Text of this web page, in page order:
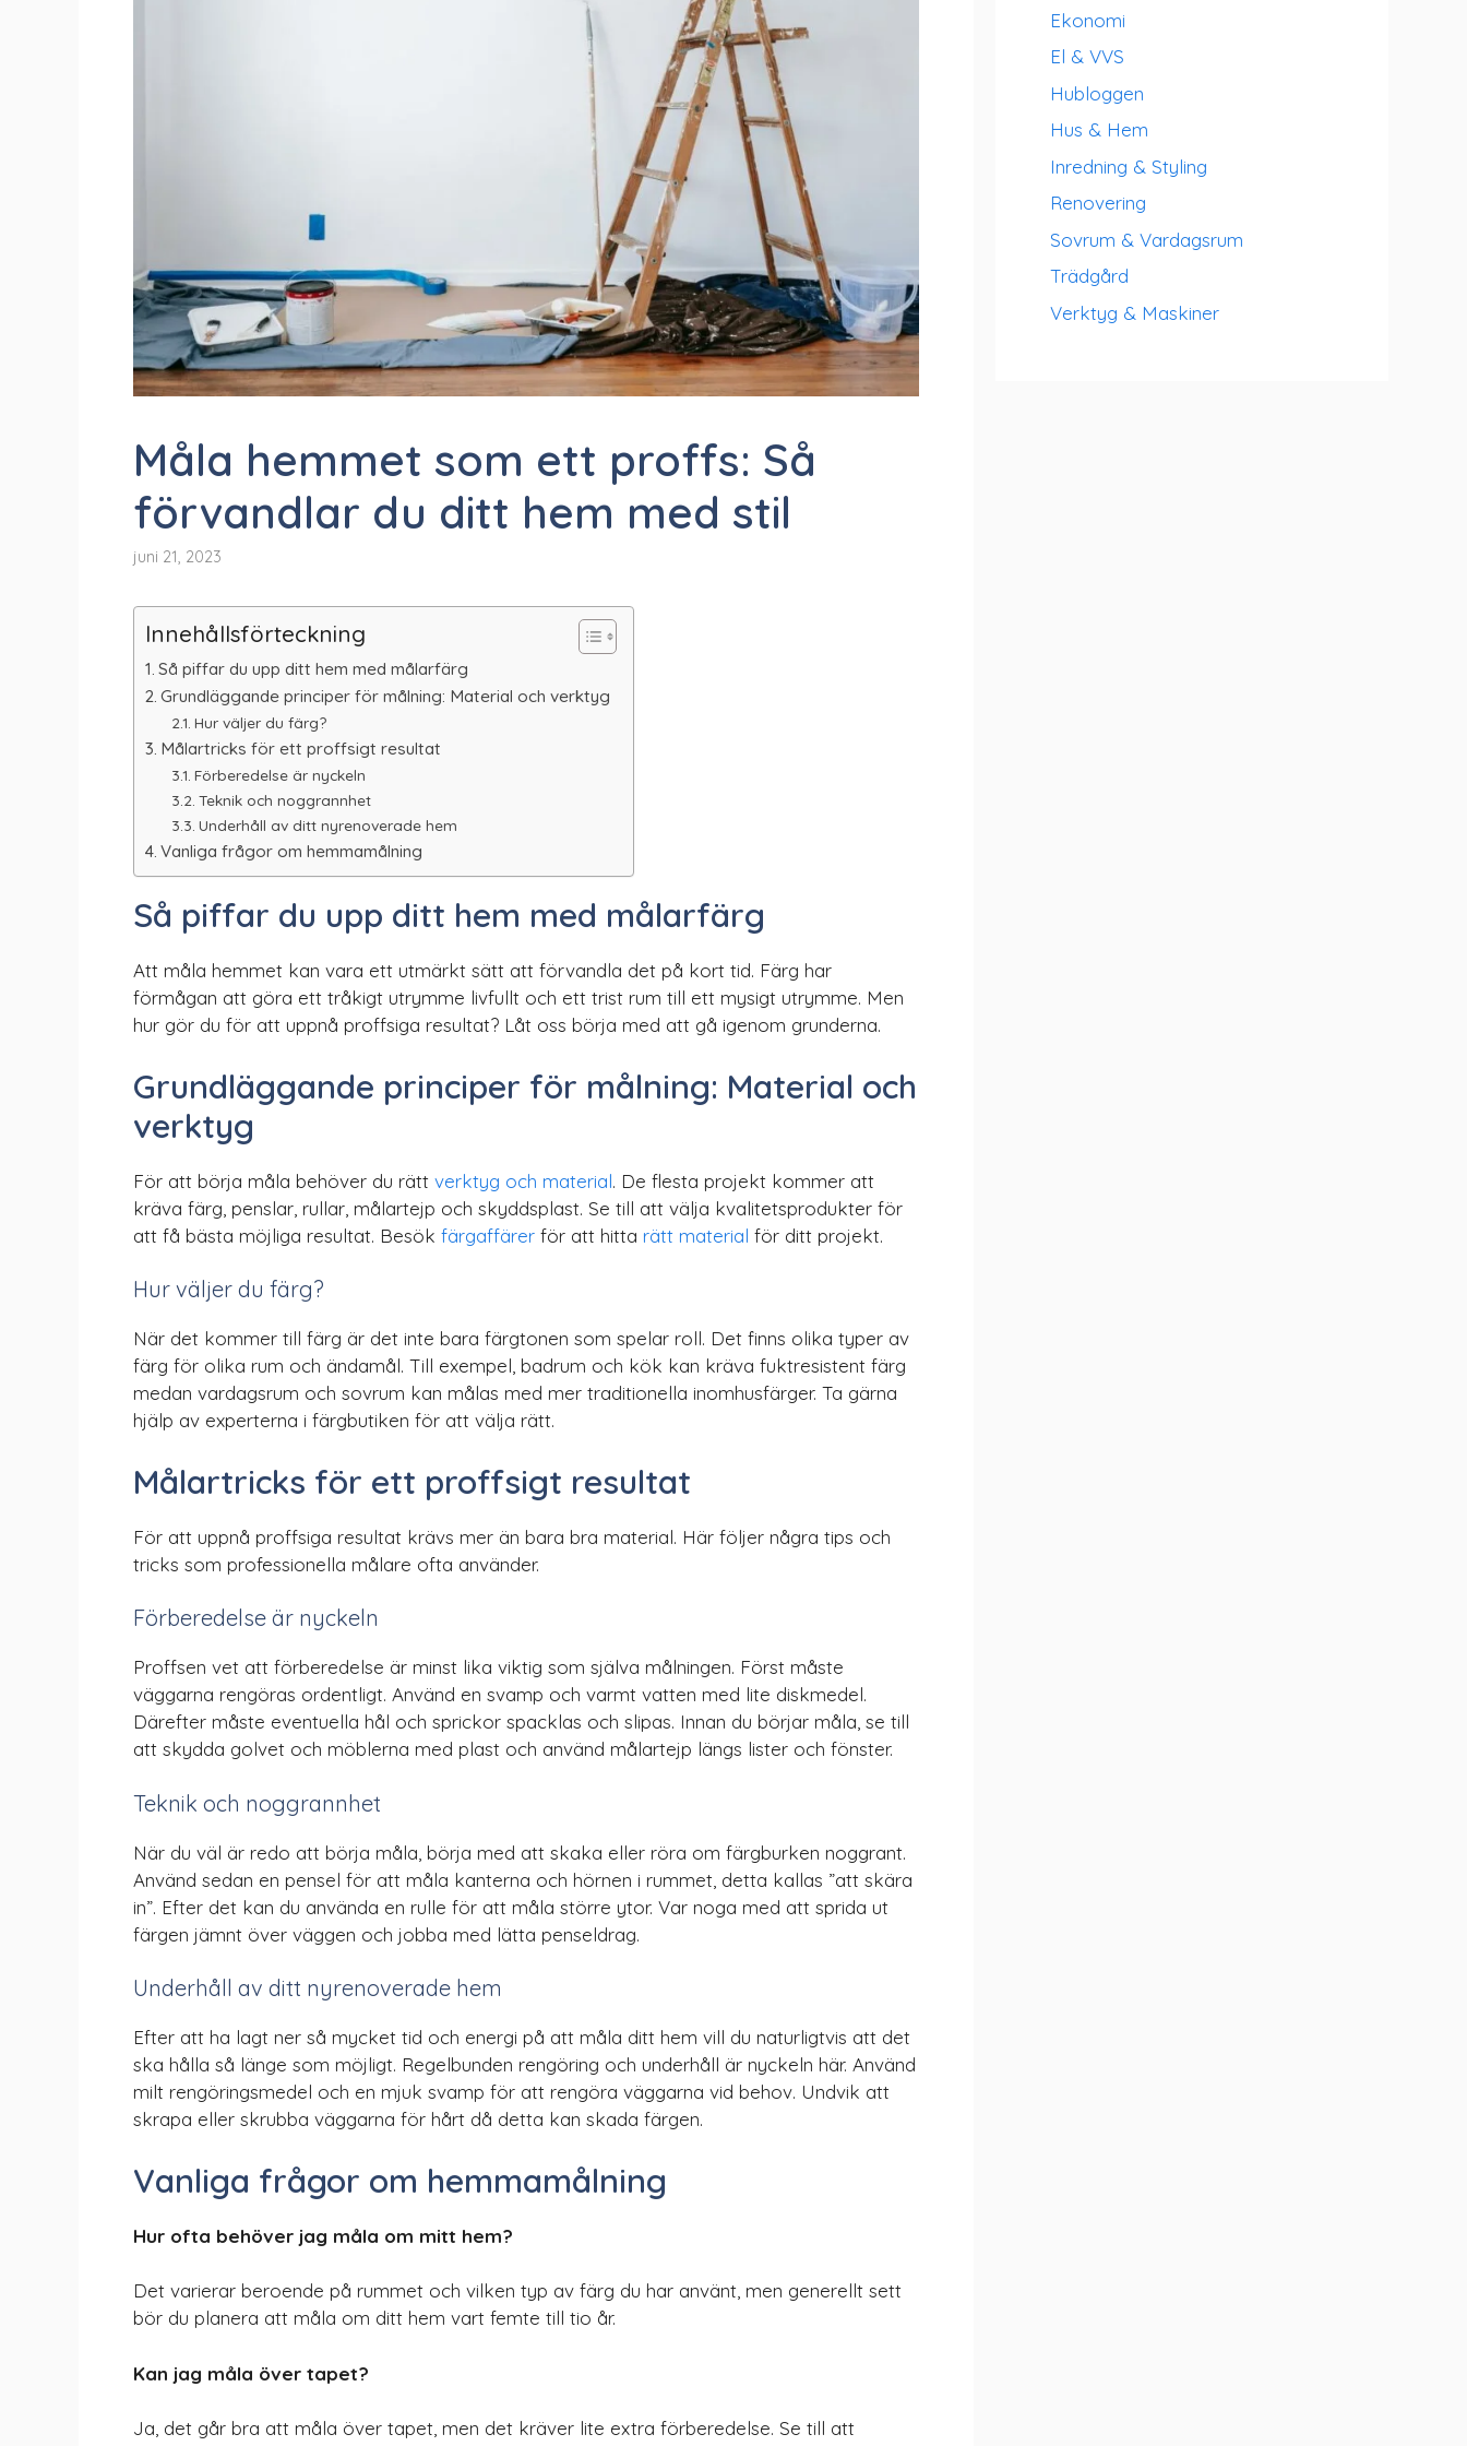
Måla hemmet som ett proffs: Så
förvandlar du ditt hem med stil
juni 21, 2023
Innehållsförteckning
Så piffar du upp ditt hem med målarfärg
Grundläggande principer för målning: Material och verktyg
Hur väljer du färg?
Målartricks för ett proffsigt resultat
Förberedelse är nyckeln
Teknik och noggrannhet
Underhåll av ditt nyrenoverade hem
Vanliga frågor om hemmamålning
Så piffar du upp ditt hem med målarfärg
Att måla hemmet kan vara ett utmärkt sätt att förvandla det på kort tid. Färg har
förmågan att göra ett tråkigt utrymme livfullt och ett trist rum till ett mysigt utrymme. Men
hur gör du för att uppnå proffsiga resultat? Låt oss börja med att gå igenom grunderna.
Grundläggande principer för målning: Material och
verktyg
För att börja måla behöver du rätt verktyg och material. De flesta projekt kommer att
kräva färg, penslar, rullar, målartejp och skyddsplast. Se till att välja kvalitetsprodukter för
att få bästa möjliga resultat. Besök färgaffärer för att hitta rätt material för ditt projekt.
Hur väljer du färg?
När det kommer till färg är det inte bara färgtonen som spelar roll. Det finns olika typer av
färg för olika rum och ändamål. Till exempel, badrum och kök kan kräva fuktresistent färg
medan vardagsrum och sovrum kan målas med mer traditionella inomhusfärger. Ta gärna
hjälp av experterna i färgbutiken för att välja rätt.
Målartricks för ett proffsigt resultat
För att uppnå proffsiga resultat krävs mer än bara bra material. Här följer några tips och
tricks som professionella målare ofta använder.
Förberedelse är nyckeln
Proffsen vet att förberedelse är minst lika viktig som själva målningen. Först måste
väggarna rengöras ordentligt. Använd en svamp och varmt vatten med lite diskmedel.
Därefter måste eventuella hål och sprickor spacklas och slipas. Innan du börjar måla, se till
att skydda golvet och möblerna med plast och använd målartejp längs lister och fönster.
Teknik och noggrannhet
När du väl är redo att börja måla, börja med att skaka eller röra om färgburken noggrant.
Använd sedan en pensel för att måla kanterna och hörnen i rummet, detta kallas ”att skära
in”. Efter det kan du använda en rulle för att måla större ytor. Var noga med att sprida ut
färgen jämnt över väggen och jobba med lätta penseldrag.
Underhåll av ditt nyrenoverade hem
Efter att ha lagt ner så mycket tid och energi på att måla ditt hem vill du naturligtvis att det
ska hålla så länge som möjligt. Regelbunden rengöring och underhåll är nyckeln här. Använd
milt rengöringsmedel och en mjuk svamp för att rengöra väggarna vid behov. Undvik att
skrapa eller skrubba väggarna för hårt då detta kan skada färgen.
Vanliga frågor om hemmamålning
Hur ofta behöver jag måla om mitt hem?
Det varierar beroende på rummet och vilken typ av färg du har använt, men generellt sett
bör du planera att måla om ditt hem vart femte till tio år.
Kan jag måla över tapet?
Ja, det går bra att måla över tapet, men det kräver lite extra förberedelse. Se till att
Ekonomi
El & VVS
Hubloggen
Hus & Hem
Inredning & Styling
Renovering
Sovrum & Vardagsrum
Trädgård
Verktyg & Maskiner